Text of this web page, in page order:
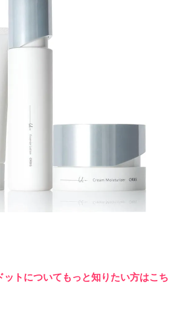
トについてもっと知りたい方はこち